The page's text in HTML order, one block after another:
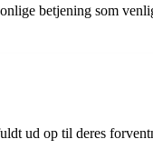
betjening som
ud op til deres